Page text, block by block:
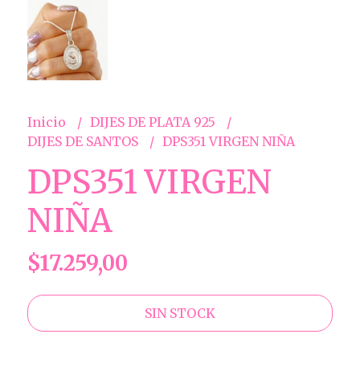
Inicio
DIJES DE PLATA 925
DIJES DE SANTOS
DPS351 VIRGEN NIÑA
DPS351 VIRGEN
NIÑA
$17.259,00
SIN STOCK